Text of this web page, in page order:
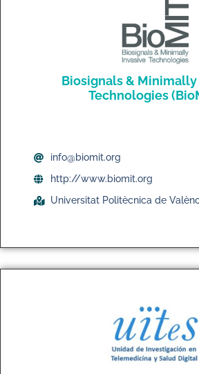
Biosignals &
Technologies
info@biomit.org
http://www.biomit.org
Universitat Politècnica de